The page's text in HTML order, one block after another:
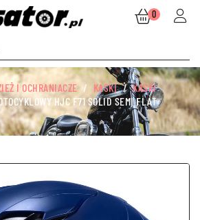
0
I OCHRANIACZE KASKI
KASKI
HJC F71 SOLID SEMI FLAT